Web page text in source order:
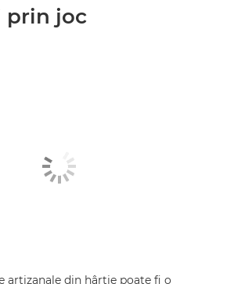
prin joc
artizanale din hârtie poate fi o